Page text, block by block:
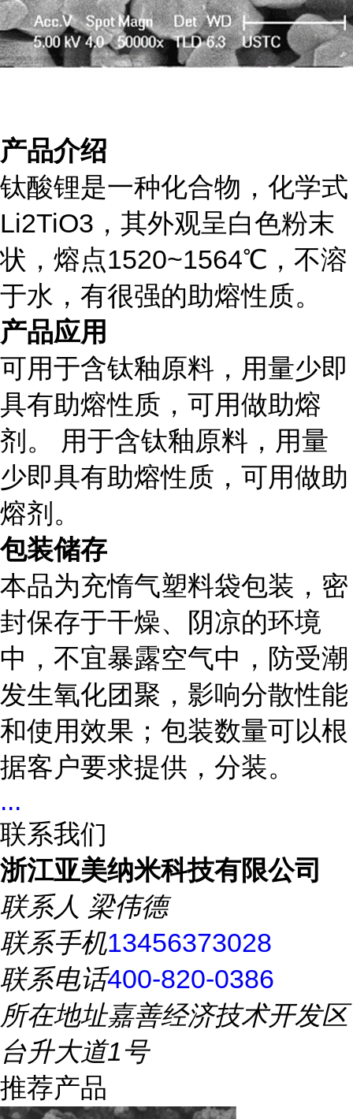
产品介绍
钛酸锂是一种化合物，化学式
Li2TiO3，其外观呈白色粉末
状，熔点1520~1564℃，不溶
于水，有很强的助熔性质。
产品应用
可用于含钛釉原料，用量少即
具有助熔性质，可用做助熔
剂。 用于含钛釉原料，用量
少即具有助熔性质，可用做助
熔剂。
包装储存
本品为充惰气塑料袋包装，密
封保存于干燥、阴凉的环境
中，不宜暴露空气中，防受潮
发生氧化团聚，影响分散性能
和使用效果；包装数量可以根
据客户要求提供，分装。
...
联系我们
浙江亚美纳米科技有限公司
联系人 梁伟德
联系手机13456373028
联系电话400-820-0386
所在地址嘉善经济技术开发区
台升大道1号
推荐产品